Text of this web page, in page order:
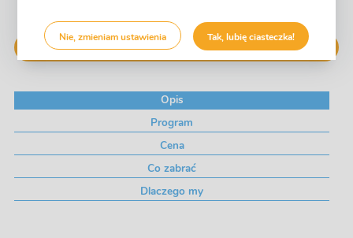
Rezerwuję!
Opis
Program
Cena
Co zabrać
Dlaczego my
Nie, zmieniam ustawienia Tak, lubię ciasteczka!